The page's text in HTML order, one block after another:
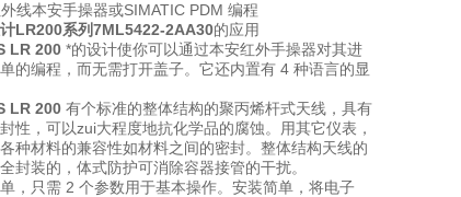
线本安手操器或SIMATIC PDM 编程
LR200系列7ML5422-2AA30的应用
LR 200 *的设计使你可以通过本安红外手操器对其进
的编程，而无需打开盖子。它还内置有 4 种语言的显
LR 200 有个标准的整体结构的聚丙烯杆式天线，具有
性，可以zui大程度地抗化学品的腐蚀。用其它仪表，
种材料的兼容性如材料之间的密封。整体结构天线的
封装的，体式防护可消除容器接管的干扰。
，只需 2 个参数用于基本操作。安装简单，将电子